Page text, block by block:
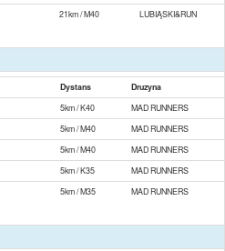
21km / M40 LUBIĄSKI&RUN
Dystans
Druzyna
5km / K40
MAD RUNNERS
5km / M40
MAD RUNNERS
5km / M40
MAD RUNNERS
5km / K35
MAD RUNNERS
5km / M35 MAD RUNNERS